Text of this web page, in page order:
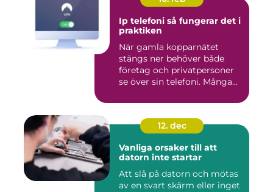
Ip telefoni så fungerar det i
praktiken
När gamla kopparnätet
stängs ner behöver både
företag och privatpersoner
se över sin telefoni. Många...
12. dec
Vanliga orsaker till att
datorn inte startar
Att slå på datorn och mötas
av en svart skärm eller inget